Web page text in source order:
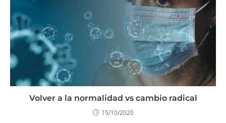
Volver a la normalidad vs cambio radical
15/10/2020